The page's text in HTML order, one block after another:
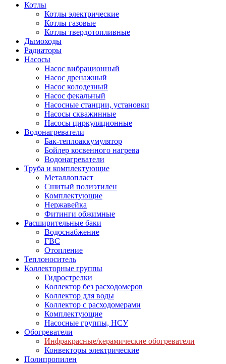
Котлы
Котлы электрические
Котлы газовые
Котлы твердотопливные
Дымоходы
Радиаторы
Насосы
Насос вибрационный
Насос дренажный
Насос колодезный
Насос фекальный
Насосные станции, установки
Насосы скважинные
Насосы циркуляционные
Водонагреватели
Бак-теплоаккумулятор
Бойлер косвенного нагрева
Водонагреватели
Труба и комплектующие
Металлопласт
Сшитый полиэтилен
Комплектующие
Нержавейка
Фитинги обжимные
Расширительные баки
Водоснабжение
ГВС
Отопление
Теплоноситель
Коллекторные группы
Гидрострелки
Коллектор без расходомеров
Коллектор для воды
Коллектор с расходомерами
Комплектующие
Насосные группы, НСУ
Обогреватели
Инфракрасные/керамические обогреватели
Конвекторы электрические
Полипропилен